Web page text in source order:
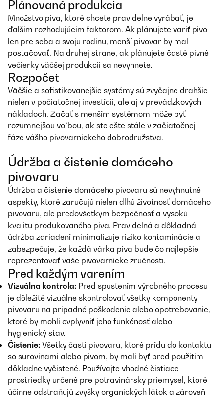
Plánovaná produkcia
Množstvo piva, ktoré chcete pravidelne vyrábať, je
ďalším rozhodujúcim faktorom. Ak plánujete variť pivo
len pre seba a svoju rodinu, menší pivovar by mal
postačovať. Na druhej strane, ak plánujete časté pivné
večierky väčšej produkcii sa nevyhnete.
Rozpočet
Väčšie a sofistikovanejšie systémy sú zvyčajne drahšie
nielen v počiatočnej investícii, ale aj v prevádzkových
nákladoch. Začať s menším systémom môže byť
rozumnejšou voľbou, ak ste ešte stále v začiatočnej
fáze vášho pivovarníckeho dobrodružstva.
Údržba a čistenie domáceho
pivovaru
Údržba a čistenie domáceho pivovaru sú nevyhnutné
aspekty, ktoré zaručujú nielen dlhú životnosť domáceho
pivovaru, ale predovšetkým bezpečnosť a vysokú
kvalitu produkovaného piva. Pravidelná a dôkladná
údržba zariadení minimalizuje riziko kontaminácie a
zabezpečuje, že každá várka piva bude čo najlepšie
reprezentovať vaše pivovarnícke zručnosti.
Pred každým varením
Vizuálna kontrola: Pred spustením výrobného procesu
je dôležité vizuálne skontrolovať všetky komponenty
pivovaru na prípadné poškodenie alebo opotrebovanie,
ktoré by mohli ovplyvniť jeho funkčnosť alebo
hygienický stav.
Čistenie: Všetky časti pivovaru, ktoré prídu do kontaktu
so surovinami alebo pivom, by mali byť pred použitím
dôkladne vyčistené. Používajte vhodné čistiace
prostriedky určené pre potravinársky priemysel, ktoré
účinne odstraňujú zvyšky organických látok a zároveň